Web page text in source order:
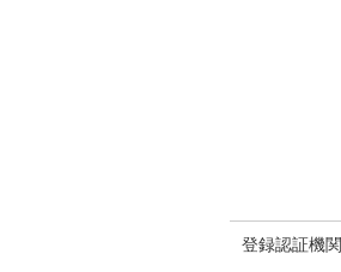
登録認証機関